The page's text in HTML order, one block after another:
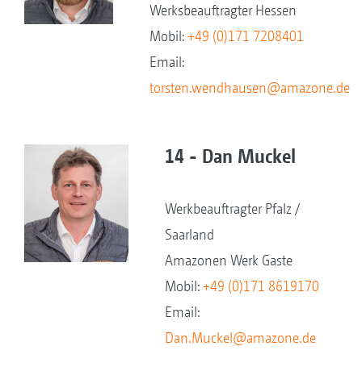
Werksbeauftragter Hessen
Mobil:+49 (0)171 7208401
Email:
torsten.wendhausen@amazone.de
14 - Dan Muckel
Werkbeauftragter Pfalz /
Saarland
Amazonen Werk Gaste
Mobil:+49 (0)171 8619170
Email:
Dan.Muckel@amazone.de